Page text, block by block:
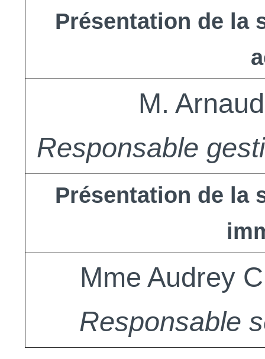
Présentation de la
M.
Responsable
Présentation de la
Mme Audrey
Responsable